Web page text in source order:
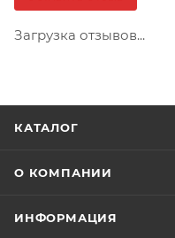
Загрузка отзывов...
КАТАЛОГ
О КОМПАНИИ
ИНФОРМАЦИЯ